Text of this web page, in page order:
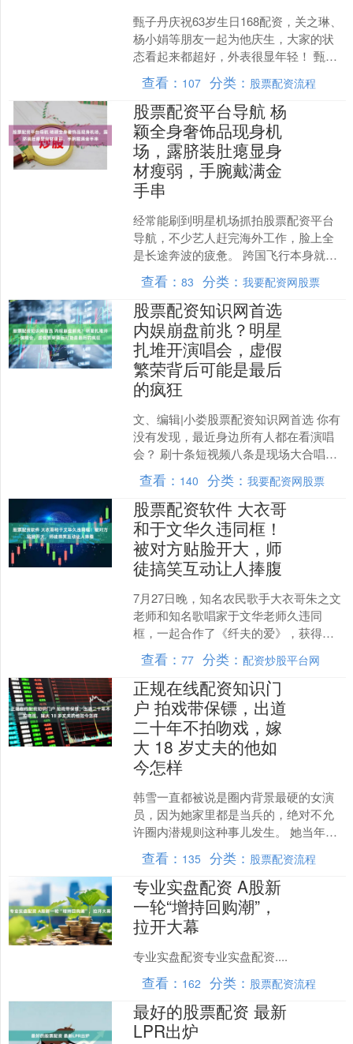
甄子丹庆祝63岁生日168配资，关之琳、
杨小娟等朋友一起为他庆生，大家的状
态看起来都超好，外表很显年轻！ 甄子
丹穿衣打扮时尚有型，脸部保养得真
好，虽然P了图，但....
查看： 107 分类： 股票配资流程
股票配资平台导航 杨
颖全身奢饰品现身机
场，露脐装肚瘪显身
材瘦弱，手腕戴满金
手串
经常能刷到明星机场抓拍股票配资平台
导航，不少艺人赶完海外工作，脸上全
是长途奔波的疲惫。 跨国飞行本身就耗
体力，连续几天连轴拍摄，精神和身体
双重消耗，很多人走出机....
查看： 83 分类： 我要配资网股票
股票配资知识网首选
内娱崩盘前兆？明星
扎堆开演唱会，虚假
繁荣背后可能是最后
的疯狂
文、编辑|小娄股票配资知识网首选 你有
没有发现，最近身边所有人都在看演唱
会？ 刷十条短视频八条是现场大合唱，
朋友圈一半人在晒票根，另一半在求
票。 从老牌歌手到新....
查看： 140 分类： 我要配资网股票
股票配资软件 大衣哥
和于文华久违同框！
被对方贴脸开大，师
徒搞笑互动让人捧腹
7月27日晚，知名农民歌手大衣哥朱之文
老师和知名歌唱家于文华老师久违同
框，一起合作了《纤夫的爱》，获得了
不少网友的关注和热议。 刚刚，于文华
老师也是通过社交平台....
查看： 77 分类： 配资炒股平台网
正规在线配资知识门
户 拍戏带保镖，出道
二十年不拍吻戏，嫁
大 18 岁丈夫的他如
今怎样
韩雪一直都被说是圈内背景最硬的女演
员，因为她家里都是当兵的，绝对不允
许圈内潜规则这种事儿发生。 她当年甚
至拍吻戏都得导演亲自过来，想方设法
的说服了，这才能乖乖配....
查看： 135 分类： 股票配资流程
专业实盘配资 A股新
一轮“增持回购潮”，
拉开大幕
专业实盘配资专业实盘配资....
查看： 162 分类： 股票配资流程
最好的股票配资 最新
LPR出炉